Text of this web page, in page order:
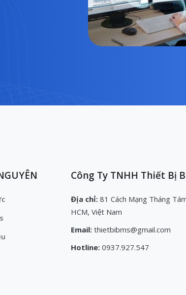
Công Ty TNHH Thiết Bị
Địa chỉ: 81 Cách Mạng Tháng
HCM, Việt Nam
Email: thietbibms@gmail.com
Hotline: 0937.927.547